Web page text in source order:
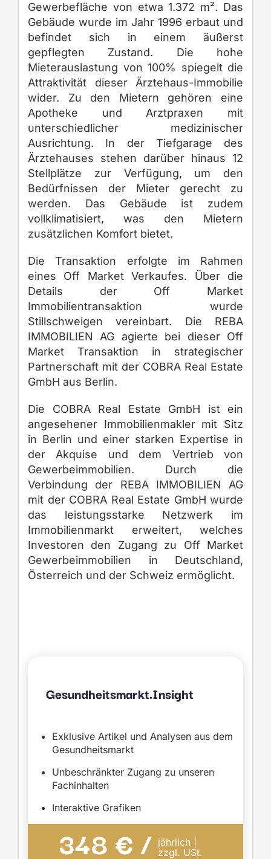
Gewerbefläche von etwa 1.372 m². Das
Gebäude wurde im Jahr 1996 erbaut und
befindet sich in einem äußerst
gepflegten Zustand. Die hohe
Mieterauslastung von 100% spiegelt die
Attraktivität dieser Ärztehaus-Immobilie
wider. Zu den Mietern gehören eine
Apotheke und Arztpraxen mit
unterschiedlicher medizinischer
Ausrichtung. In der Tiefgarage des
Ärztehauses stehen darüber hinaus 12
Stellplätze zur Verfügung, um den
Bedürfnissen der Mieter gerecht zu
werden. Das Gebäude ist zudem
vollklimatisiert, was den Mietern
zusätzlichen Komfort bietet.
Die Transaktion erfolgte im Rahmen
eines Off Market Verkaufes. Über die
Details der Off Market
Immobilientransaktion wurde
Stillschweigen vereinbart. Die REBA
IMMOBILIEN AG agierte bei dieser Off
Market Transaktion in strategischer
Partnerschaft mit der COBRA Real Estate
GmbH aus Berlin.
Die COBRA Real Estate GmbH ist ein
angesehener Immobilienmakler mit Sitz
in Berlin und einer starken Expertise in
der Akquise und dem Vertrieb von
Gewerbeimmobilien. Durch die
Verbindung der REBA IMMOBILIEN AG
mit der COBRA Real Estate GmbH wurde
das leistungsstarke Netzwerk im
Immobilienmarkt erweitert, welches
Investoren den Zugang zu Off Market
Gewerbeimmobilien in Deutschland,
Österreich und der Schweiz ermöglicht.
Gesundheitsmarkt.Insight
Exklusive Artikel und Analysen aus dem
Gesundheitsmarkt
Unbeschränkter Zugang zu unseren
Fachinhalten
Interaktive Grafiken
348 € / jährlich |
zzgl. USt.